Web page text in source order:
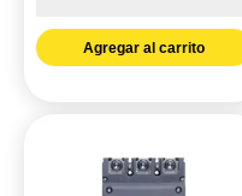
ref.
Agregar al carrito